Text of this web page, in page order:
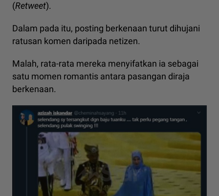
(Retweet).
Dalam pada itu, posting berkenaan turut dihujani
ratusan komen daripada netizen.
Malah, rata-rata mereka menyifatkan ia sebagai
satu momen romantis antara pasangan diraja
berkenaan.